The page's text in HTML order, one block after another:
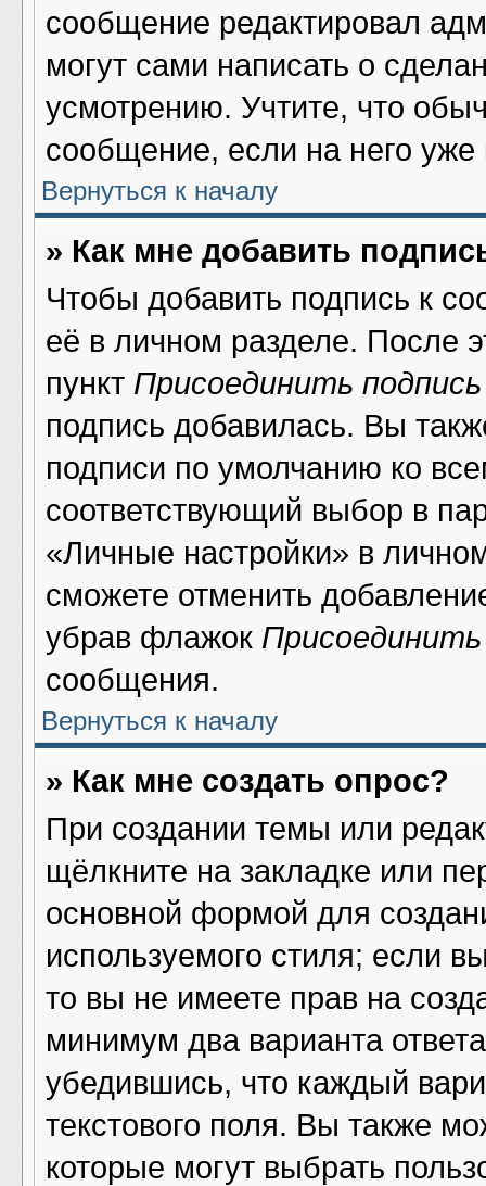
сообщение редактировал
могут сами написать о
усмотрению. Учтите, что
сообщение, если на него уже
Вернуться к началу
» Как мне добавить
Чтобы добавить подпись к
её в личном разделе. После
пункт Присоединить подпись
подпись добавилась. Вы
подписи по умолчанию ко
соответствующий выбор в
«Личные настройки» в
сможете отменить
убрав флажок Присоединить
сообщения.
Вернуться к началу
» Как мне создать опрос?
При создании темы или
щёлкните на закладке или
основной формой для
используемого стиля; если
то вы не имеете прав на
минимум два варианта
убедившись, что каждый
текстового поля. Вы также
которые могут выбрать